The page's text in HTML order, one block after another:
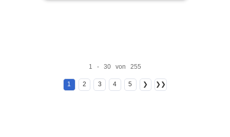
1 - 30 von 255
1 2 3 4 5 ❯ ❯❯